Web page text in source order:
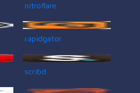
nitroflare
rapidgator
scribd